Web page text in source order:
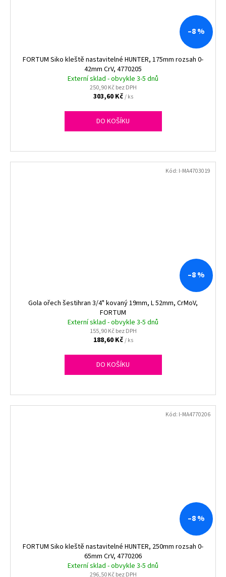
–8 %
FORTUM Siko kleště nastavitelné HUNTER, 175mm rozsah 0-
42mm CrV, 4770205
Externí sklad - obvykle 3-5 dnů
250,90 Kč bez DPH
303,60 Kč/ ks
DO KOŠÍKU
–8 %
Gola ořech šestihran 3/4" kovaný 19mm, L 52mm, CrMoV,
FORTUM
Externí sklad - obvykle 3-5 dnů
155,90 Kč bez DPH
188,60 Kč/ ks
DO KOŠÍKU
Kód: I-MA4703019
–8 %
FORTUM Siko kleště nastavitelné HUNTER, 250mm rozsah 0-
65mm CrV, 4770206
Externí sklad - obvykle 3-5 dnů
296,50 Kč bez DPH
Kód: I-MA4770206